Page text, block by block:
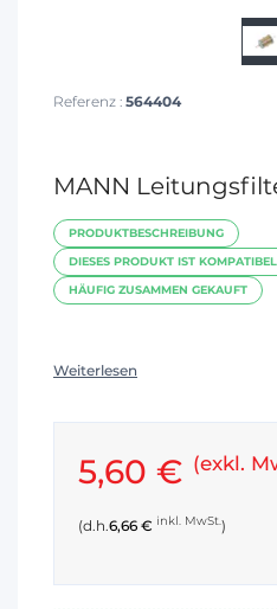
Referenz : 564404
MANN
PRODUKTBESCHREIBUNG
DIESES PRODUKT IST
HÄUFIG ZUSAMMEN GEKAUFT
Weiterlesen
5,60 € (exkl.
(d.h.6,66 € inkl. MwSt.)